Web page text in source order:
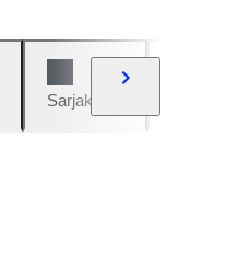
Sarjakuvat